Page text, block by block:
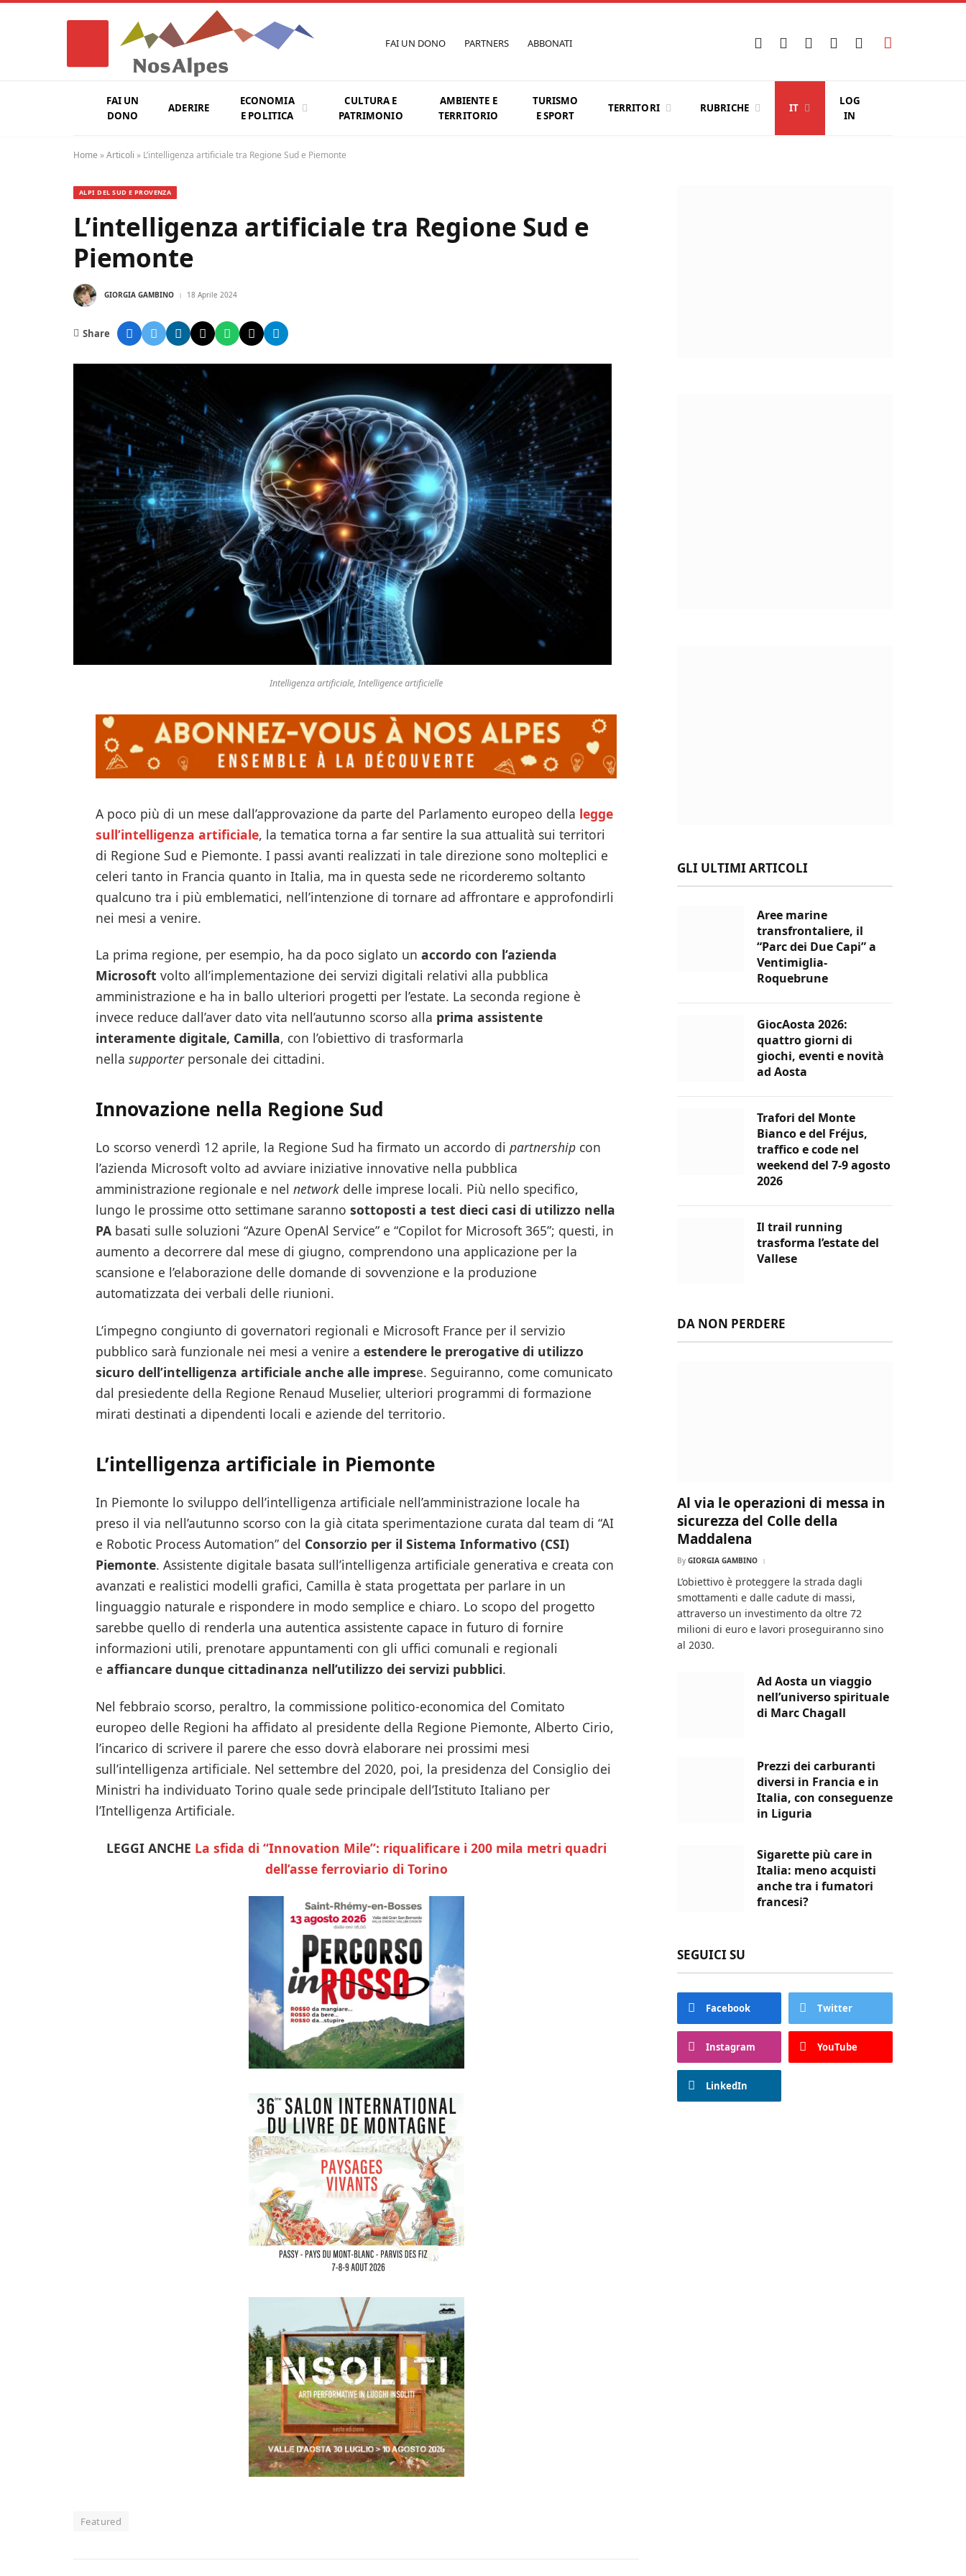
FAI UN DONO PARTNERS ABBONATI Facebook
X
Instagram
YouTubeLinkedIn
FAI UN
DONO
ADERIRE
ECONOMIA
E POLITICA
CULTURA E
PATRIMONIO
AMBIENTE E
TERRITORIO
TURISMO
E SPORT
TERRITORI RUBRICHE IT
LOG
IN
Home »Articoli » L’intelligenza artificiale tra Regione Sud e Piemonte
ALPI DEL SUD E PROVENZA
L’intelligenza artificiale tra Regione Sud e
Piemonte
GIORGIA GAMBINO 18 Aprile 2024
Share
Intelligenza artificiale, Intelligence artificielle
A poco più di un mese dall’approvazione da parte del Parlamento europeo della legge
sull’intelligenza artificiale, la tematica torna a far sentire la sua attualità sui territori
di Regione Sud e Piemonte. I passi avanti realizzati in tale direzione sono molteplici e
celeri tanto in Francia quanto in Italia, ma in questa sede ne ricorderemo soltanto
qualcuno tra i più emblematici, nell’intenzione di tornare ad affrontare e approfondirli
nei mesi a venire.
La prima regione, per esempio, ha da poco siglato un accordo con l’azienda
Microsoft volto all’implementazione dei servizi digitali relativi alla pubblica
amministrazione e ha in ballo ulteriori progetti per l’estate. La seconda regione è
invece reduce dall’aver dato vita nell’autunno scorso alla prima assistente
interamente digitale, Camilla, con l’obiettivo di trasformarla
nella supporterpersonale dei cittadini.
Innovazione nella Regione Sud
Lo scorso venerdì 12 aprile, la Regione Sud ha firmato un accordo di partnershipcon
l’azienda Microsoft volto ad avviare iniziative innovative nella pubblica
amministrazione regionale e nel networkdelle imprese locali. Più nello specifico,
lungo le prossime otto settimane saranno sottoposti a test dieci casi di utilizzo nella
PA basati sulle soluzioni “Azure OpenAl Service” e “Copilot for Microsoft 365”; questi, in
aumento a decorrere dal mese di giugno, comprendono una applicazione per la
scansione e l’elaborazione delle domande di sovvenzione e la produzione
automatizzata dei verbali delle riunioni.
L’impegno congiunto di governatori regionali e Microsoft France per il servizio
pubblico sarà funzionale nei mesi a venire a estendere le prerogative di utilizzo
sicuro dell’intelligenza artificiale anche alle imprese. Seguiranno, come comunicato
dal presiedente della Regione Renaud Muselier, ulteriori programmi di formazione
mirati destinati a dipendenti locali e aziende del territorio.
L’intelligenza artificiale in Piemonte
In Piemonte lo sviluppo dell’intelligenza artificiale nell’amministrazione locale ha
preso il via nell’autunno scorso con la già citata sperimentazione curata dal team di “AI
e Robotic Process Automation” del Consorzio per il Sistema Informativo (CSI)
Piemonte. Assistente digitale basata sull’intelligenza artificiale generativa e creata con
avanzati e realistici modelli grafici, Camilla è stata progettata per parlare in un
linguaggio naturale e rispondere in modo semplice e chiaro. Lo scopo del progetto
sarebbe quello di renderla una autentica assistente capace in futuro di fornire
informazioni utili, prenotare appuntamenti con gli uffici comunali e regionali
e affiancare dunque cittadinanza nell’utilizzo dei servizi pubblici.
Nel febbraio scorso, peraltro, la commissione politico-economica del Comitato
europeo delle Regioni ha affidato al presidente della Regione Piemonte, Alberto Cirio,
l’incarico di scrivere il parere che esso dovrà elaborare nei prossimi mesi
sull’intelligenza artificiale. Nel settembre del 2020, poi, la presidenza del Consiglio dei
Ministri ha individuato Torino quale sede principale dell’Istituto Italiano per
l’Intelligenza Artificiale.
LEGGI ANCHE La sfida di “Innovation Mile”: riqualificare i 200 mila metri quadri
dell’asse ferroviario di Torino
Featured
GLI ULTIMI ARTICOLI
Aree marine
transfrontaliere, il
“Parc dei Due Capi” a
Ventimiglia-
Roquebrune
GiocAosta 2026:
quattro giorni di
giochi, eventi e novità
ad Aosta
Trafori del Monte
Bianco e del Fréjus,
traffico e code nel
weekend del 7-9 agosto
2026
Il trail running
trasforma l’estate del
Vallese
DA NON PERDERE
Al via le operazioni di messa in
sicurezza del Colle della
Maddalena
By GIORGIA GAMBINO
L’obiettivo è proteggere la strada dagli
smottamenti e dalle cadute di massi,
attraverso un investimento da oltre 72
milioni di euro e lavori proseguiranno sino
al 2030.
Ad Aosta un viaggio
nell’universo spirituale
di Marc Chagall
Prezzi dei carburanti
diversi in Francia e in
Italia, con conseguenze
in Liguria
Sigarette più care in
Italia: meno acquisti
anche tra i fumatori
francesi?
SEGUICI SU
Facebook Twitter
Instagram YouTube
LinkedIn